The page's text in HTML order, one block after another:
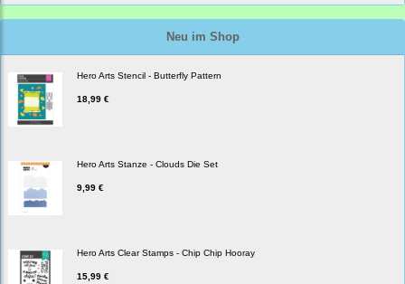
Neu im Shop
Hero Arts Stencil - Butterfly Pattern
18,99 €
Hero Arts Stanze - Clouds Die Set
9,99 €
Hero Arts Clear Stamps - Chip Chip Hooray
15,99 €